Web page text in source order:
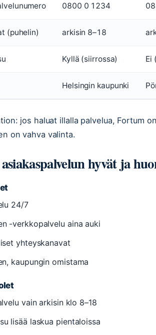
0800 0 1234
(puhelin) arkisin 8–18
Kyllä (siirrossa) Ei
Helsingin kaupunki
jos haluat illalla palvelua, Fortum
on vahva valinta.
hyvät ja
24/7
-verkkopalvelu aina auki
yhteyskanavat
kaupungin omistama
vain arkisin klo 8–18
lisää laskua pientaloissa